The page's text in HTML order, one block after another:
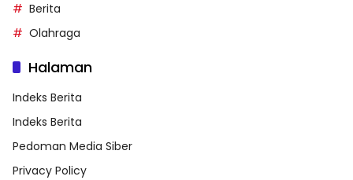
Berita
Olahraga
Halaman
Indeks Berita
Indeks Berita
Pedoman Media Siber
Privacy Policy